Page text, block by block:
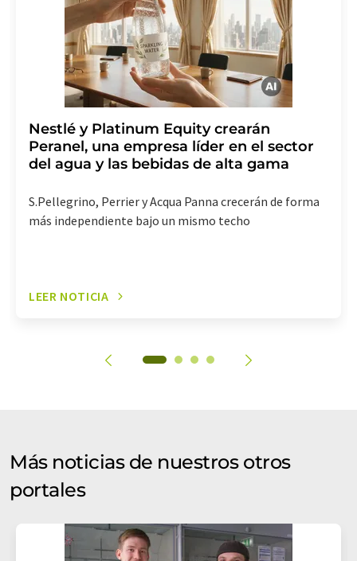
electrónico se incluye un enlace para anular la
suscripción al boletín informativo correspondiente.
Nestlé y Platinum Equity crearán
Peranel, una empresa líder en el sector
del agua y las bebidas de alta gama
S.Pellegrino, Perrier y Acqua Panna crecerán de forma
más independiente bajo un mismo techo
LEER NOTICIA
Más noticias de nuestros otros
portales